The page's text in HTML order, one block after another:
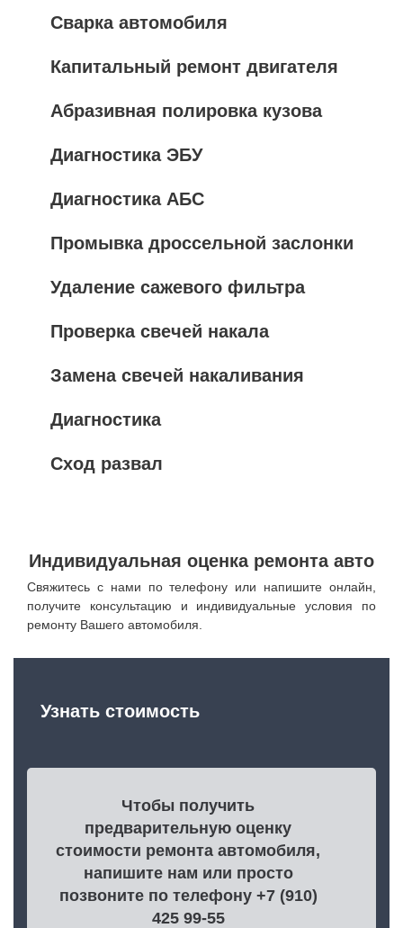
Сварка автомобиля
Капитальный ремонт двигателя
Абразивная полировка кузова
Диагностика ЭБУ
Диагностика АБС
Промывка дроссельной заслонки
Удаление сажевого фильтра
Проверка свечей накала
Замена свечей накаливания
Диагностика
Сход развал
Индивидуальная оценка ремонта авто
Свяжитесь с нами по телефону или напишите онлайн,
получите консультацию и индивидуальные условия по
ремонту Вашего автомобиля.
Узнать стоимость
Чтобы получить
предварительную оценку
стоимости ремонта автомобиля,
напишите нам или просто
позвоните по телефону +7 (910)
425 99-55